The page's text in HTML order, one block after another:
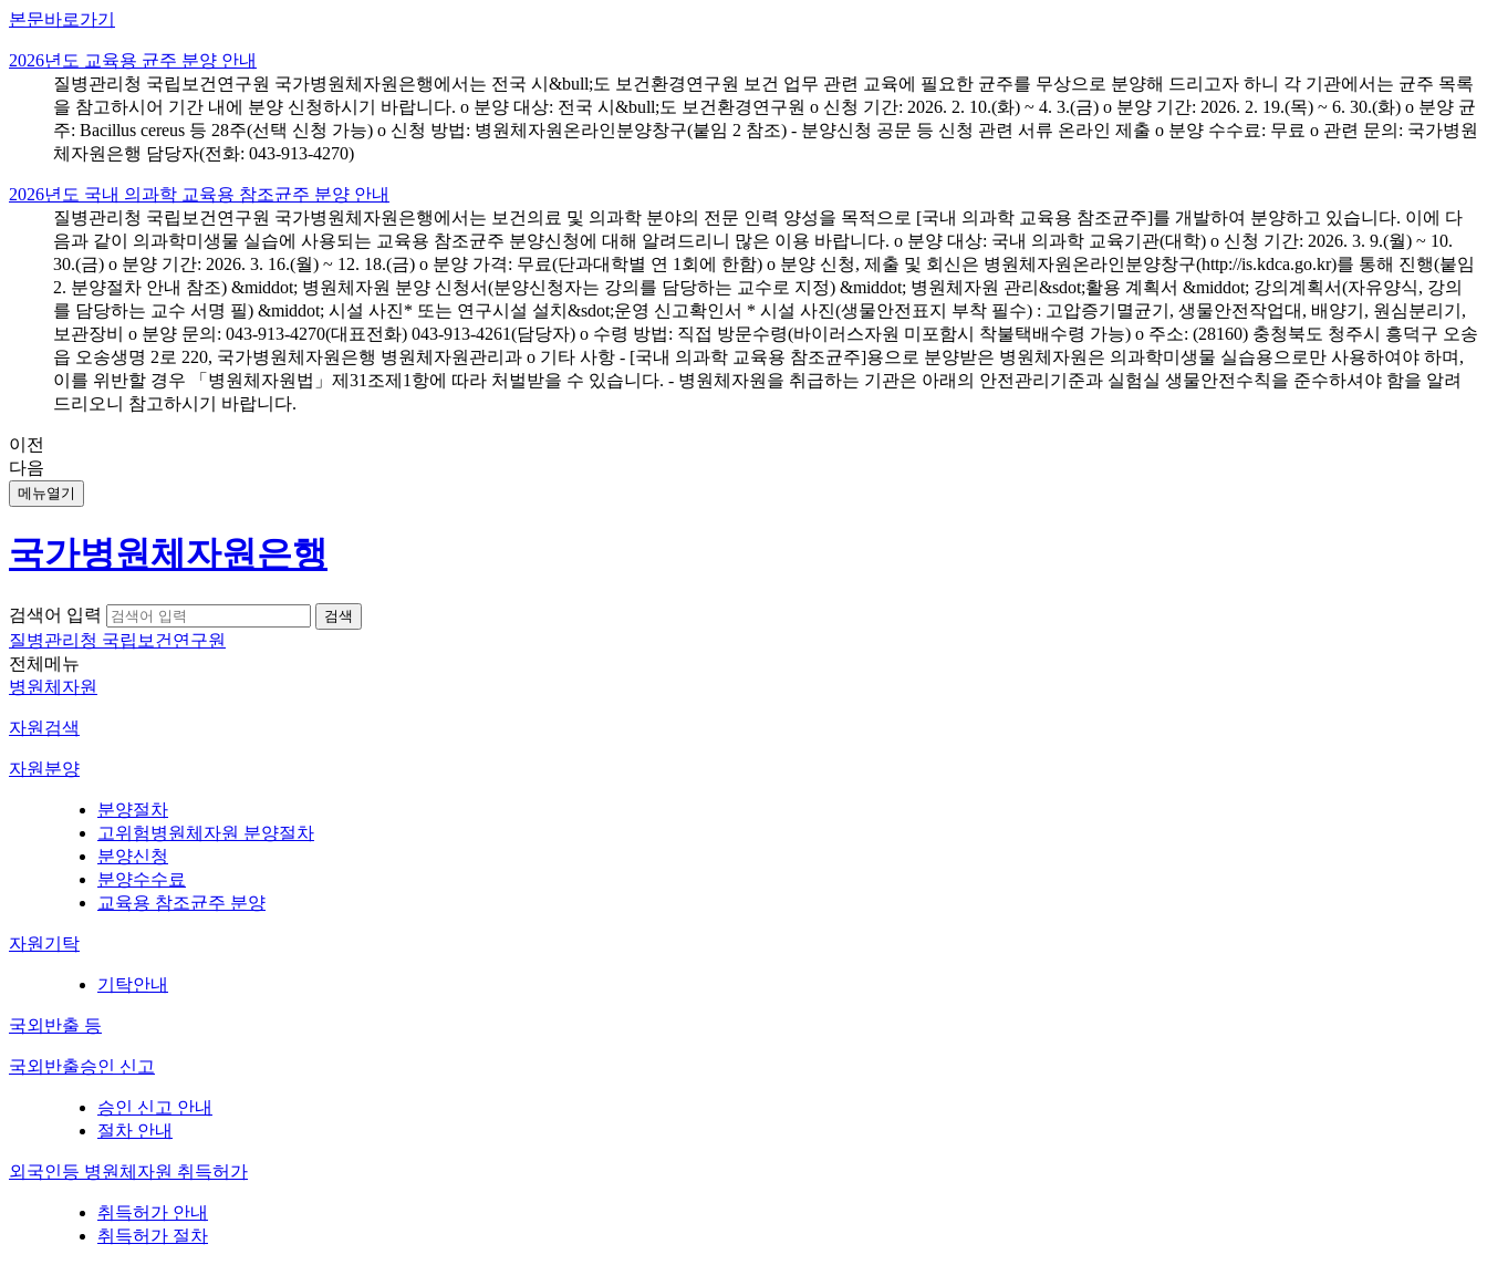
본문바로가기
2026년도 교육용 균주 분양 안내
질병관리청 국립보건연구원 국가병원체자원은행에서는 전국 시&bull;도 보건환경연구원 보건 업무 관련 교육에 필요한 균주를 무상으로 분양해 드리고자 하니 각 기관에서는 균주 목록
을 참고하시어 기간 내에 분양 신청하시기 바랍니다. o 분양 대상: 전국 시&bull;도 보건환경연구원 o 신청 기간: 2026. 2. 10.(화) ~ 4. 3.(금) o 분양 기간: 2026. 2. 19.(목) ~ 6. 30.(화) o 분양 균
주: Bacillus cereus 등 28주(선택 신청 가능) o 신청 방법: 병원체자원온라인분양창구(붙임 2 참조) - 분양신청 공문 등 신청 관련 서류 온라인 제출 o 분양 수수료: 무료 o 관련 문의: 국가병원
체자원은행 담당자(전화: 043-913-4270)
2026년도 국내 의과학 교육용 참조균주 분양 안내
질병관리청 국립보건연구원 국가병원체자원은행에서는 보건의료 및 의과학 분야의 전문 인력 양성을 목적으로 [국내 의과학 교육용 참조균주]를 개발하여 분양하고 있습니다. 이에 다
음과 같이 의과학미생물 실습에 사용되는 교육용 참조균주 분양신청에 대해 알려드리니 많은 이용 바랍니다. o 분양 대상: 국내 의과학 교육기관(대학) o 신청 기간: 2026. 3. 9.(월) ~ 10.
30.(금) o 분양 기간: 2026. 3. 16.(월) ~ 12. 18.(금) o 분양 가격: 무료(단과대학별 연 1회에 한함) o 분양 신청, 제출 및 회신은 병원체자원온라인분양창구(http://is.kdca.go.kr)를 통해 진행(붙임
2. 분양절차 안내 참조) &middot; 병원체자원 분양 신청서(분양신청자는 강의를 담당하는 교수로 지정) &middot; 병원체자원 관리&sdot;활용 계획서 &middot; 강의계획서(자유양식, 강의
를 담당하는 교수 서명 필) &middot; 시설 사진* 또는 연구시설 설치&sdot;운영 신고확인서 * 시설 사진(생물안전표지 부착 필수) : 고압증기멸균기, 생물안전작업대, 배양기, 원심분리기,
보관장비 o 분양 문의: 043-913-4270(대표전화) 043-913-4261(담당자) o 수령 방법: 직접 방문수령(바이러스자원 미포함시 착불택배수령 가능) o 주소: (28160) 충청북도 청주시 흥덕구 오송
읍 오송생명 2로 220, 국가병원체자원은행 병원체자원관리과 o 기타 사항 - [국내 의과학 교육용 참조균주]용으로 분양받은 병원체자원은 의과학미생물 실습용으로만 사용하여야 하며,
이를 위반할 경우 「병원체자원법」제31조제1항에 따라 처벌받을 수 있습니다. - 병원체자원을 취급하는 기관은 아래의 안전관리기준과 실험실 생물안전수칙을 준수하셔야 함을 알려
드리오니 참고하시기 바랍니다.
이전
다음
메뉴열기
국가병원체자원은행
검색어 입력
질병관리청 국립보건연구원
전체메뉴
병원체자원
자원검색
자원분양
분양절차
고위험병원체자원 분양절차
분양신청
분양수수료
교육용 참조균주 분양
자원기탁
기탁안내
국외반출 등
국외반출승인 신고
승인 신고 안내
절차 안내
외국인등 병원체자원 취득허가
취득허가 안내
취득허가 절차